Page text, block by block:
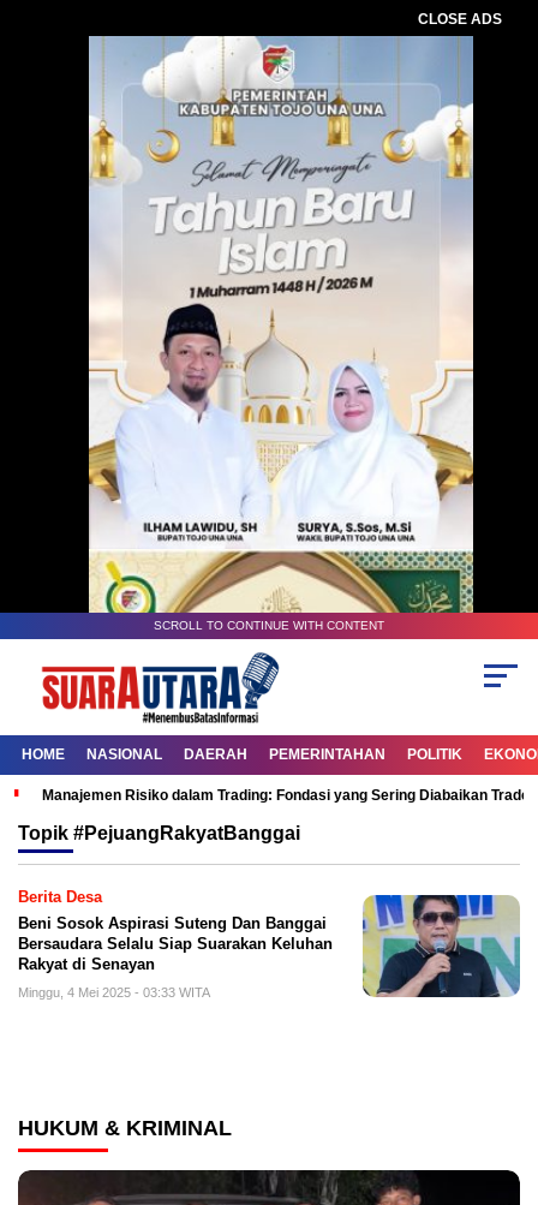
CLOSE ADS
SCROLL TO CONTINUE WITH CONTENT
HOME NASIONAL DAERAH PEMERINTAHAN POLITIK
Manajemen Risiko dalam Trading: Fondasi yang Sering Diabaikan
Topik #PejuangRakyatBanggai
Berita Desa
Beni Sosok Aspirasi Suteng Dan Banggai
Bersaudara Selalu Siap Suarakan Keluhan
Rakyat di Senayan
Minggu, 4 Mei 2025 - 03:33 WITA
HUKUM & KRIMINAL